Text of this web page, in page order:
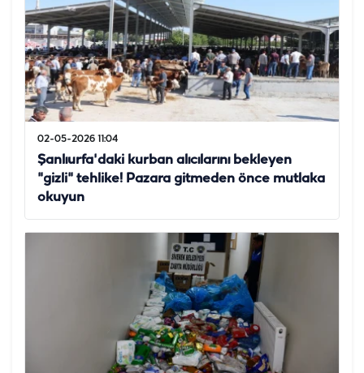
02-05-2026 11:04
Şanlıurfa'daki kurban alıcılarını bekleyen
"gizli" tehlike! Pazara gitmeden önce mutlaka
okuyun